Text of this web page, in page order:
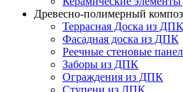
Древесно-полимерный
Террасная Доска из ДПК
Фасадная доска из ДПК
Реечные стеновые
Заборы из ДПК
Ограждения из ДПК
Ступени из ДПК